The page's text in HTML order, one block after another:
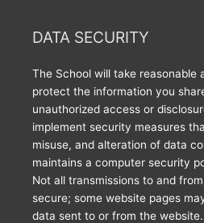
DATA SECURITY
The School will take reasonable
protect the information you
unauthorized access or
implement security measures
misuse, and alteration of data
maintains a computer security
Not all transmissions to and
secure; some website pages
data sent to or from the